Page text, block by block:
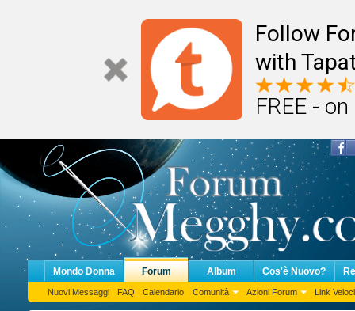
Follow
with
FREE -
Mondo Donna Forum
Nuovi Messaggi FAQ Calendario Comunità Azioni Forum Link Veloci
Album Cos'è Nuovo?